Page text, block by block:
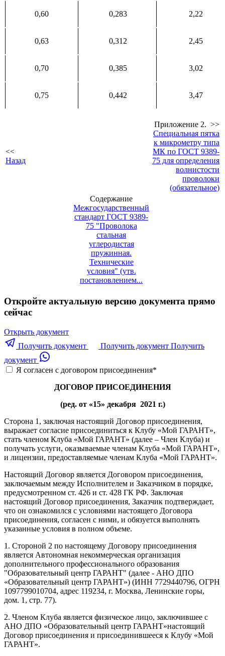
0,60 0,283 2,22
0,63 0,312 2,45
0,70 0,385 3,02
0,75 0,442 3,47
<<
Назад
Приложение 2. >>
Специальная пятка
к микрометру типа
МК по ГОСТ 9389-
75 для определения
волнистости
проволоки
(обязательное)
Содержание
Межгосударственный
стандарт ГОСТ 9389-
75 "Проволока
стальная
углеродистая
пружинная.
Технические
условия" (утв.
постановлением...
Откройте актуальную версию документа прямо
сейчас
Открыть документ
Получить документ
Получить документ Получить
документ
Я согласен с договором присоединения*
ДОГОВОР ПРИСОЕДИНЕНИЯ
(ред. от «15» декабря 2021 г.)
Сторона 1, заключая настоящий Договор присоединения,
выражает согласие присоединиться к Клубу «Мой ГАРАНТ»,
стать членом Клуба «Мой ГАРАНТ» (далее – Член Клуба) и
получать услуги, оказываемые членам Клуба «Мой ГАРАНТ»,
и лицензии, предоставляемые членам Клуба «Мой ГАРАНТ».
Настоящий Договор является Договором присоединения,
заключаемым между Исполнителем и Заказчиком в порядке,
предусмотренном ст. 426 и ст. 428 ГК РФ. Заключая
настоящий Договор присоединения, Заказчик подтверждает,
что он ознакомился с условиями настоящего Договора
присоединения, согласен с ними, и обязуется выполнять
указанные условия в полном объеме.
1. Стороной 2 по настоящему Договору присоединения
является Автономная некоммерческая организация
дополнительного профессионального образования
"Образовательный центр ГАРАНТ" (далее - АНО ДПО
«Образовательный центр ГАРАНТ») (ИНН 7729440796, ОГРН
1097799010704, адрес 119234, г. Москва, Ленинские горы,
дом. 1, стр. 77).
2. Членом Клуба является физическое лицо, заключившее с
АНО ДПО «Образовательный центр ГАРАНТ»настоящий
Договор присоединения и присоединившееся к Клубу «Мой
ГАРАНТ».